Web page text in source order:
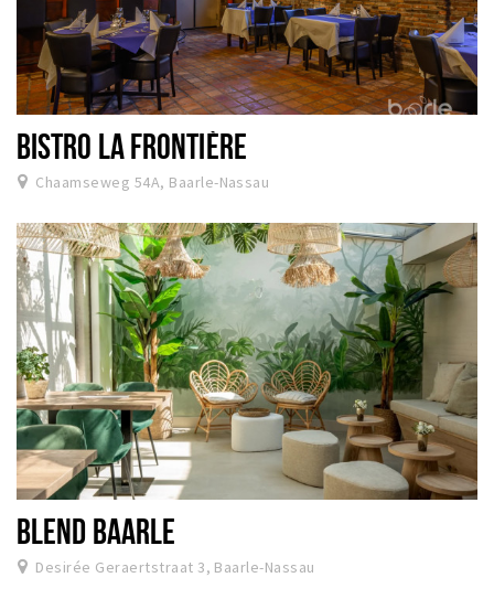
BISTRO LA FRONTIÈRE
Chaamseweg 54A, Baarle-Nassau
BLEND BAARLE
Desirée Geraertstraat 3, Baarle-Nassau